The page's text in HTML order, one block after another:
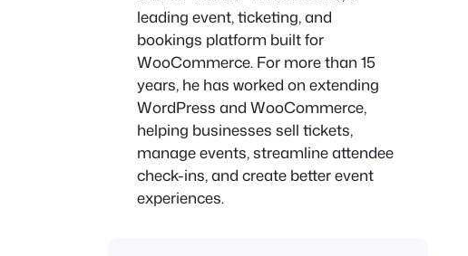
leading event, ticketing, and
bookings platform built for
WooCommerce. For more than 15
years, he has worked on extending
WordPress and WooCommerce,
helping businesses sell tickets,
manage events, streamline attendee
check-ins, and create better event
experiences.